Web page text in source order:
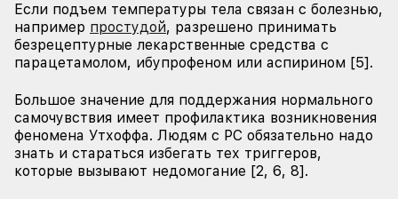
Если подъем температуры тела связан с болезнью,
например простудой, разрешено принимать
безрецептурные лекарственные средства с
парацетамолом, ибупрофеном или аспирином [5].
Большое значение для поддержания нормального
самочувствия имеет профилактика возникновения
феномена Утхоффа. Людям с РС обязательно надо
знать и стараться избегать тех триггеров,
которые вызывают недомогание [2, 6, 8].